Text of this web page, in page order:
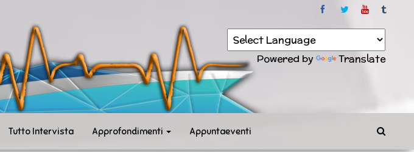
Powered by Translate
Tutto Intervista Approfondimenti Appuntaeventi